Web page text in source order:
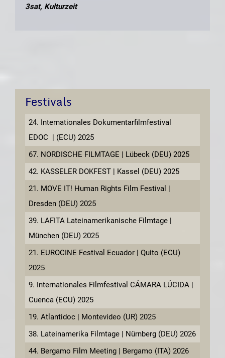
3sat, Kulturzeit
Festivals
24. Internationales Dokumentarfilmfestival
EDOC | (ECU) 2025
67. NORDISCHE FILMTAGE | Lübeck (DEU) 2025
42. KASSELER DOKFEST | Kassel (DEU) 2025
21. MOVE IT! Human Rights Film Festival |
Dresden (DEU) 2025
39. LAFITA Lateinamerikanische Filmtage |
München (DEU) 2025
21. EUROCINE Festival Ecuador | Quito (ECU)
2025
9. Internationales Filmfestival CÁMARA LÚCIDA |
Cuenca (ECU) 2025
19. Atlantidoc | Montevideo (UR) 2025
38. Lateinamerika Filmtage | Nürnberg (DEU) 2026
44. Bergamo Film Meeting | Bergamo (ITA) 2026